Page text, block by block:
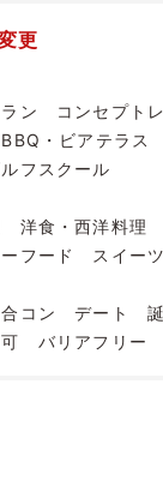
更
ン コンセプト
・ビアテラス
フスクール
洋食・西洋料理
フード
スイーツ
コン デート
バリアフリー